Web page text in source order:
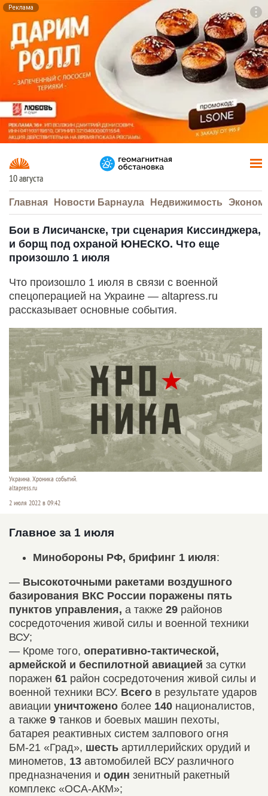
Реклама
10 августа
Главная Новости Барнаула Недвижимость
Бои в Лисичанске, три сценария Киссинджера,
и борщ под охраной ЮНЕСКО. Что еще
произошло 1 июля
Что произошло 1 июля в связи с военной
спецоперацией на Украине — altapress.ru
рассказывает основные события.
Украина. Хроника событий.
altapress.ru
2 июля 2022 в 09:42
Главное за 1 июля
Минобороны РФ, брифинг 1 июля:
— Высокоточными ракетами воздушного
базирования ВКС России поражены пять
пунктов управления, а также 29 районов
сосредоточения живой силы и военной техники
ВСУ;
— Кроме того, оперативно-тактической,
армейской и беспилотной авиацией за сутки
поражен 61 район сосредоточения живой силы и
военной техники ВСУ. Всего в результате ударов
авиации уничтожено более 140 националистов,
а также 9 танков и боевых машин пехоты,
батарея реактивных систем залпового огня
БМ-21 «Град», шесть артиллерийских орудий и
минометов, 13 автомобилей ВСУ различного
предназначения и один зенитный ракетный
комплекс «ОСА-АКМ»;